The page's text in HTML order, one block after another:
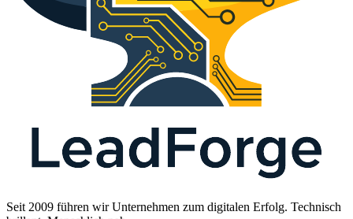
Seit 2009 führen wir Unternehmen zum digitalen Erfolg. Technisch